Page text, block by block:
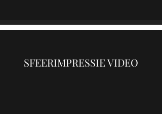
SFEERIMPRESSIE VIDEO